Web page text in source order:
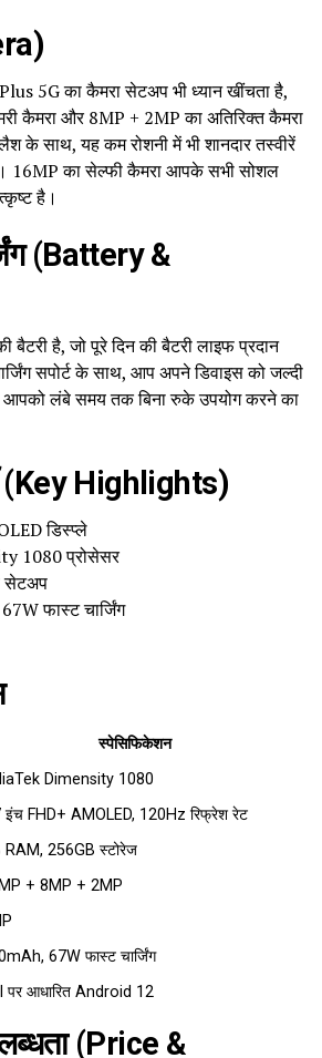
5G का कैमरा सेटअप भी ध्यान खींचता है,
कैमरा और 8MP + 2MP का अतिरिक्त कैमरा
के साथ, यह कम रोशनी में भी शानदार तस्वीरें
16MP का सेल्फी कैमरा आपके सभी सोशल
है।
(Battery &
है, जो पूरे दिन की बैटरी लाइफ प्रदान
सपोर्ट के साथ, आप अपने डिवाइस को जल्दी
लंबे समय तक बिना रुके उपयोग करने का
(Key Highlights)
डिस्प्ले
1080 प्रोसेसर
सेटअप
फास्ट चार्जिंग
स्पेसिफिकेशन
Dimensity 1080
इंच FHD+ AMOLED, 120Hz रिफ्रेश रेट
RAM, 256GB स्टोरेज
+ 8MP + 2MP
67W फास्ट चार्जिंग
पर आधारित Android 12
(Price &